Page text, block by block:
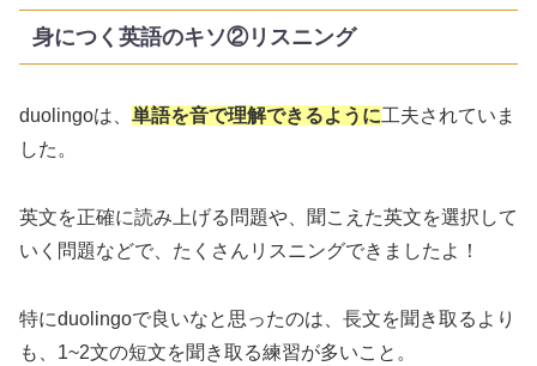
身につく英語のキソ②リスニング
duolingoは、 単語を音で理解できるように工夫されていま
した。
英文を正確に読み上げる問題や、聞こえた英文を選択して
いく問題などで、たくさんリスニングできましたよ！
特にduolingoで良いなと思ったのは、長文を聞き取るより
も、1~2文の短文を聞き取る練習が多いこと。